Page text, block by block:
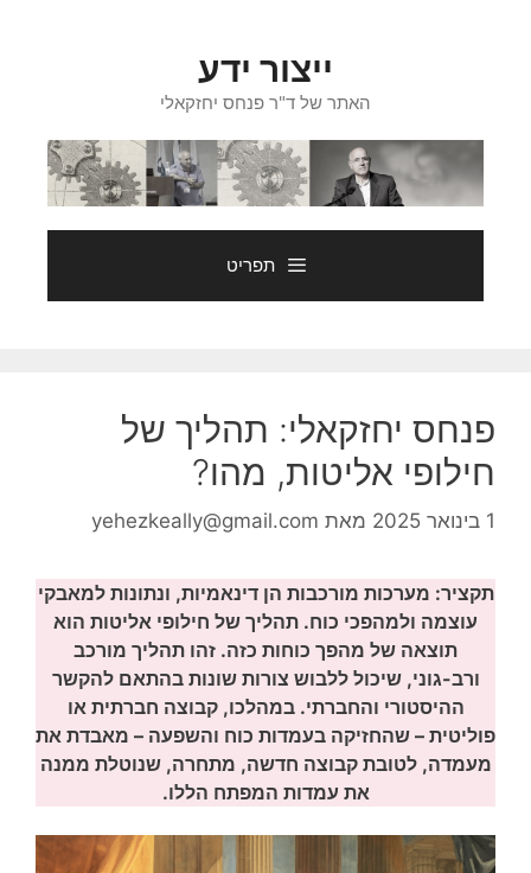
ייצור ידע
האתר של ד"ר פנחס יחזקאלי
תפריט
פנחס יחזקאלי: תהליך של
חילופי אליטות, מהו?
1 בינואר 2025 מאת yehezkeally@gmail.com
תקציר: מערכות מורכבות הן דינאמיות, ונתונות למאבקי
עוצמה ולמהפכי כוח. תהליך של חילופי אליטות הוא
תוצאה של מהפך כוחות כזה. זהו תהליך מורכב
ורב-גוני, שיכול ללבוש צורות שונות בהתאם להקשר
ההיסטורי והחברתי. במהלכו, קבוצה חברתית או
פוליטית – שהחזיקה בעמדות כוח והשפעה – מאבדת את
מעמדה, לטובת קבוצה חדשה, מתחרה, שנוטלת ממנה
את עמדות המפתח הללו.